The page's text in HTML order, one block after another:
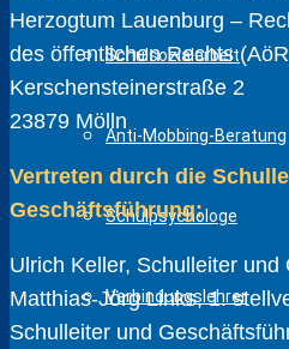
Schulsozialarbeit
Anti-Mobbing-Beratung
Schulpsychologe
Verbindungslehrer
Herzogtum Lauenburg –
des öffentlichen Rechts
Kerschensteinerstraße 2
23879 Mölln
Vertreten durch die
Geschäftsführung:
Ulrich Keller, Schulleiter und
Matthias-Jörg Links, 1.
Schulleiter und